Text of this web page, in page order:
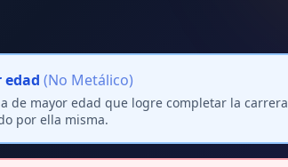
edad (No Metálico)
de mayor edad que logre completar la carrera
por ella misma.